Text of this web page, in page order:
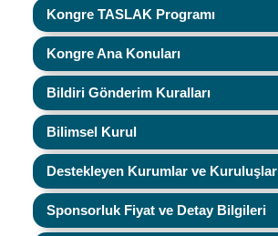
Kongre TASLAK Programı
Kongre Ana Konuları
Bildiri Gönderim Kuralları
Bilimsel Kurul
Destekleyen Kurumlar ve Kuruluşlar
Sponsorluk Fiyat ve Detay Bilgileri